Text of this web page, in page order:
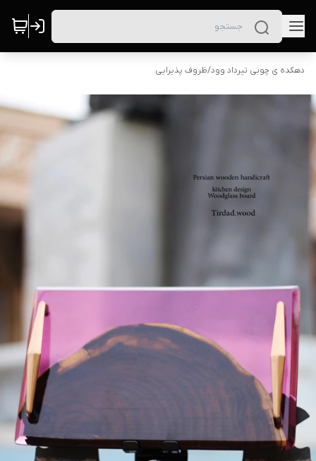
دهکده ی چوبی تیرداد وود/ظروف پذیرایی